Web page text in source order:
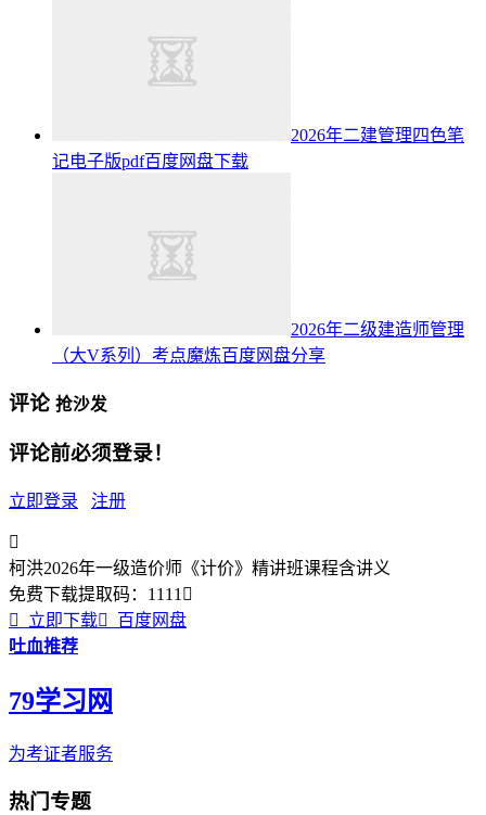
2026年二建管理四色笔
记电子版pdf百度网盘下载
2026年二级建造师管理
（大V系列）考点魔炼百度网盘分享
评论 抢沙发
评论前必须登录！
立即登录 注册

柯洪2026年一级造价师《计价》精讲班课程含讲义
免费下载提取码： 1111 

立即下载
百度网盘
吐血推荐
79学习网
为考证者服务
热门专题